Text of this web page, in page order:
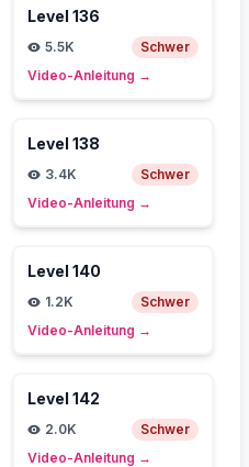
Level 136
5.5K
Schwer
Video-Anleitung →
Level 138
3.4K
Schwer
Video-Anleitung →
Level 140
1.2K
Schwer
Video-Anleitung →
Level 142
2.0K
Schwer
Video-Anleitung →